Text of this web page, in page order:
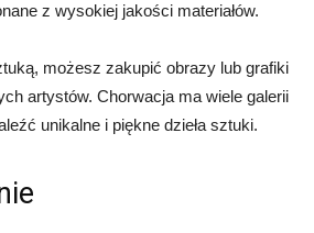
z wysokiej jakości materiałów.
możesz zakupić obrazy lub grafiki
artystów. Chorwacja ma wiele galerii
unikalne i piękne dzieła sztuki.